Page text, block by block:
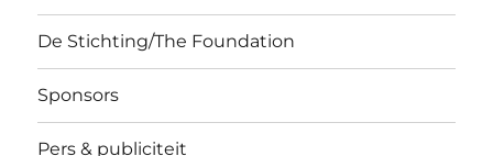
De Stichting/The Foundation
Sponsors
Pers & publiciteit